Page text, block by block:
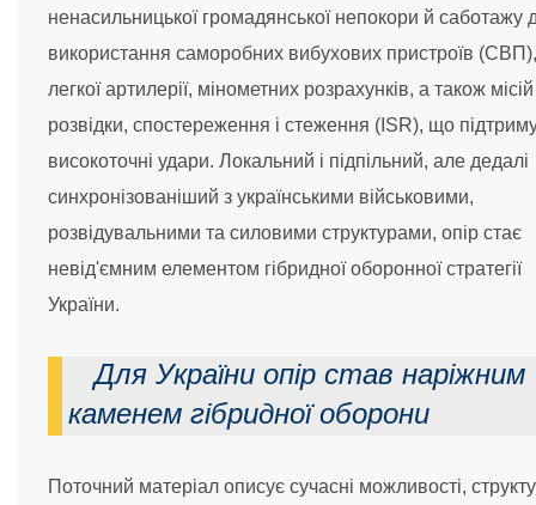
ненасильницької громадянської непокори й саботажу
використання саморобних вибухових пристроїв (СВП),
легкої артилерії, мінометних розрахунків, а також місій
розвідки, спостереження і стеження (ISR), що
високоточні удари. Локальний і підпільний, але дедалі
синхронізованіший з українськими військовими,
розвідувальними та силовими структурами, опір стає
невід'ємним елементом гібридної оборонної стратегії
України.
Для України опір став наріжним
каменем гібридної оборони
Поточний матеріал описує сучасні можливості,